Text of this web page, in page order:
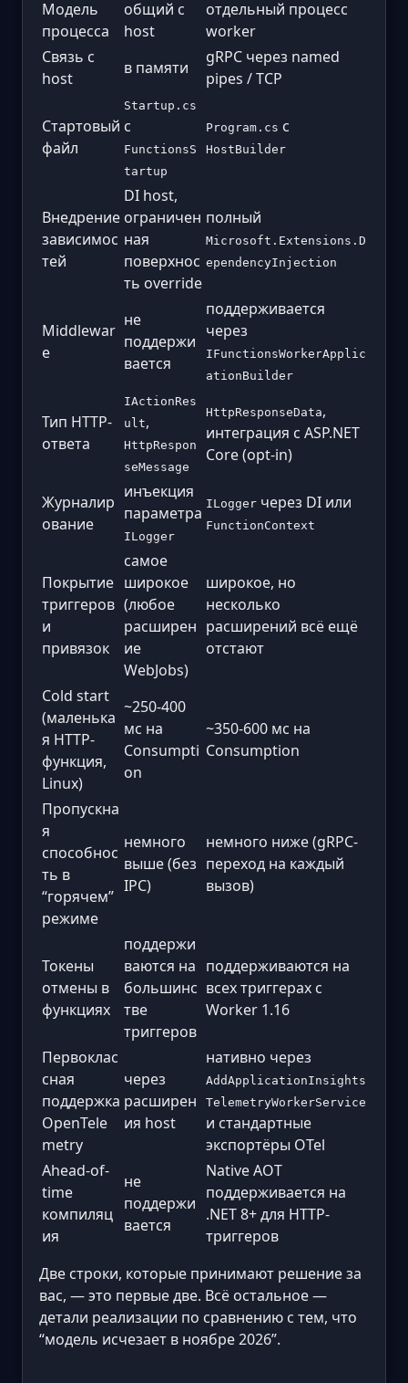
Модель
процесса
общий с
host
отдельный процесс
worker
Связь с
host
в памяти
gRPC через named
pipes / TCP
Стартовый
файл
Startup.cs
с
FunctionsS
tartup
Program.cs с
HostBuilder
Внедрение
зависимос
тей
DI host,
ограничен
ная
поверхнос
ть override
полный
Microsoft.Extensions.D
ependencyInjection
Middlewar
e
не
поддержи
вается
поддерживается
через
IFunctionsWorkerApplic
ationBuilder
Тип HTTP-
ответа
IActionRes
ult,
HttpRespon
seMessage
HttpResponseData,
интеграция с ASP.NET
Core (opt-in)
Журналир
ование
инъекция
параметра
ILogger
ILogger через DI или
FunctionContext
Покрытие
триггеров
и
привязок
самое
широкое
(любое
расширен
ие
WebJobs)
широкое, но
несколько
расширений всё ещё
отстают
Cold start
(маленька
я HTTP-
функция,
Linux)
~250-400
мс на
Consumpti
on
~350-600 мс на
Consumption
Пропускна
я
способнос
ть в
“горячем”
режиме
немного
выше (без
IPC)
немного ниже (gRPC-
переход на каждый
вызов)
Токены
отмены в
функциях
поддержи
ваются на
большинс
тве
триггеров
поддерживаются на
всех триггерах с
Worker 1.16
Первоклас
сная
поддержка
OpenTele
metry
через
расширен
ия host
нативно через
AddApplicationInsights
TelemetryWorkerService
и стандартные
экспортёры OTel
Ahead-of-
time
компиляц
ия
не
поддержи
вается
Native AOT
поддерживается на
.NET 8+ для HTTP-
триггеров
Две строки, которые принимают решение за
вас, — это первые две. Всё остальное —
детали реализации по сравнению с тем, что
“модель исчезает в ноябре 2026”.